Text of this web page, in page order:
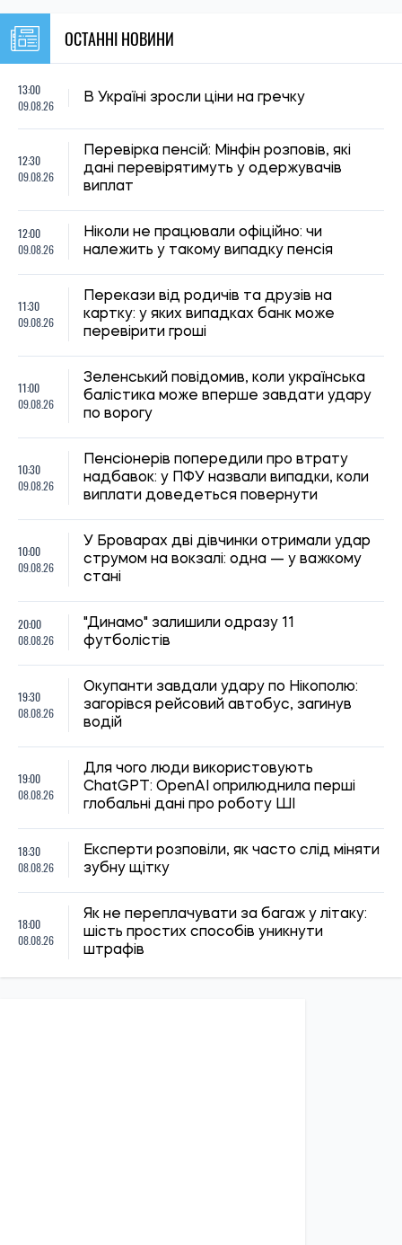
ОСТАННІ НОВИНИ
13:00
09.08.26
В Україні зросли ціни на гречку
12:30
09.08.26
Перевірка пенсій: Мінфін розповів, які
дані перевірятимуть у одержувачів
виплат
12:00
09.08.26
Ніколи не працювали офіційно: чи
належить у такому випадку пенсія
11:30
09.08.26
Перекази від родичів та друзів на
картку: у яких випадках банк може
перевірити гроші
11:00
09.08.26
Зеленський повідомив, коли українська
балістика може вперше завдати удару
по ворогу
10:30
09.08.26
Пенсіонерів попередили про втрату
надбавок: у ПФУ назвали випадки, коли
виплати доведеться повернути
10:00
09.08.26
У Броварах дві дівчинки отримали удар
струмом на вокзалі: одна — у важкому
стані
20:00
08.08.26
"Динамо" залишили одразу 11
футболістів
19:30
08.08.26
Окупанти завдали удару по Нікополю:
загорівся рейсовий автобус, загинув
водій
19:00
08.08.26
Для чого люди використовують
ChatGPT: OpenAI оприлюднила перші
глобальні дані про роботу ШІ
18:30
08.08.26
Експерти розповіли, як часто слід міняти
зубну щітку
18:00
08.08.26
Як не переплачувати за багаж у літаку:
шість простих способів уникнути
штрафів